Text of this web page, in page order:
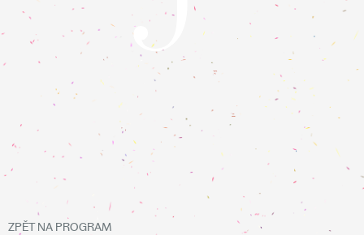
ZPĚT NA PROGRAM